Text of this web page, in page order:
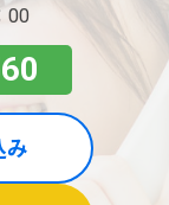
00
み